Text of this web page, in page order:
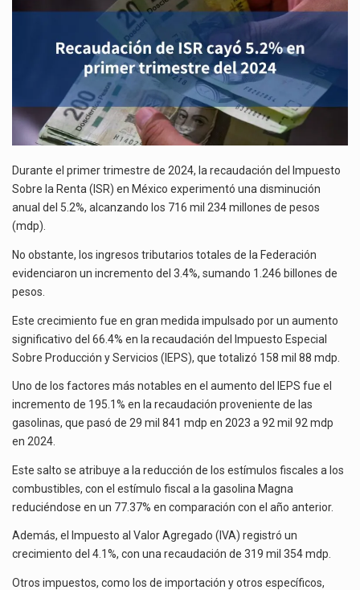
El superávit comercial de México con Estados Unidos alcanzó 102,581 millones de dólares (mdd) en…
El Tribunal Federal de Justicia Administrativa (TFJA), a través de su Segunda Sala Regional en…
TRIMESTRE
2024
Durante el primer trimestre de 2024, la recaudación del Impuesto
Sobre la Renta (ISR) en México experimentó una disminución
anual del 5.2%, alcanzando los 716 mil 234 millones de pesos
(mdp).
No obstante, los ingresos tributarios totales de la Federación
evidenciaron un incremento del 3.4%, sumando 1.246 billones de
pesos.
Este crecimiento fue en gran medida impulsado por un aumento
significativo del 66.4% en la recaudación del Impuesto Especial
Sobre Producción y Servicios (IEPS), que totalizó 158 mil 88 mdp.
Uno de los factores más notables en el aumento del IEPS fue el
incremento de 195.1% en la recaudación proveniente de las
gasolinas, que pasó de 29 mil 841 mdp en 2023 a 92 mil 92 mdp
en 2024.
Este salto se atribuye a la reducción de los estímulos fiscales a los
combustibles, con el estímulo fiscal a la gasolina Magna
reduciéndose en un 77.37% en comparación con el año anterior.
Además, el Impuesto al Valor Agregado (IVA) registró un
crecimiento del 4.1%, con una recaudación de 319 mil 354 mdp.
Otros impuestos, como los de importación y otros específicos,